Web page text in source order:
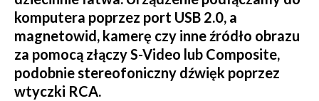
komputera poprzez port USB 2.0, a
magnetowid, kamerę czy inne źródło obrazu
za pomocą złączy S-Video lub Composite,
podobnie stereofoniczny dźwięk poprzez
wtyczki RCA.